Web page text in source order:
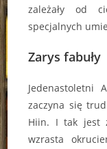
zależały od
specjalnych
Zarys fabuły
zaczyna się
Hiin. I tak jest
wzrasta